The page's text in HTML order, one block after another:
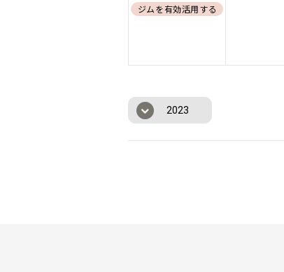
ジムを有効活用するためのエクササ
2023